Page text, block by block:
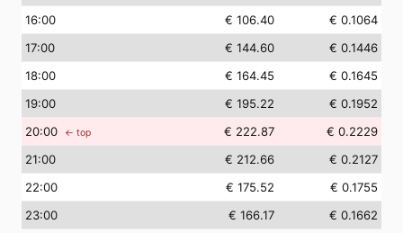
16:00 € 106.40
€ 0.1064
17:00 € 144.60
€ 0.1446
18:00 € 164.45
€ 0.1645
19:00 € 195.22
€ 0.1952
20:00 ← top € 222.87
€ 0.2229
21:00 € 212.66
€ 0.2127
22:00 € 175.52
€ 0.1755
23:00 € 166.17 € 0.1662